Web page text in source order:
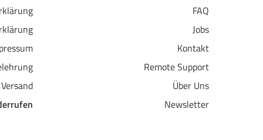
FAQ
Jobs
Kontakt
Remote Support
Über Uns
Newsletter